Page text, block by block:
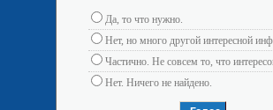
Да, то что нужно.
Нет, но много другой интересной
Частично. Не совсем то, что
Нет. Ничего не найдено.